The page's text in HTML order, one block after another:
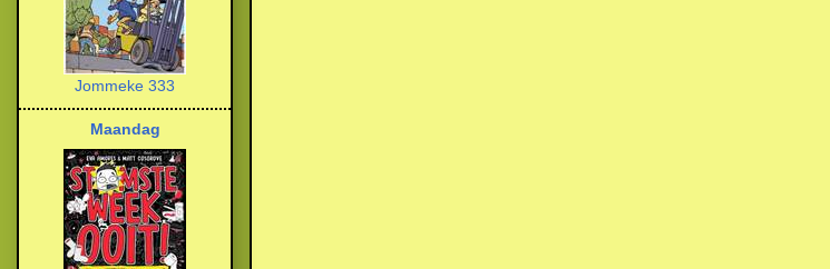
Jommeke 333
Maandag